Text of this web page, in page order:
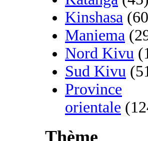
Kinshasa
Maniema
Nord Kivu
Sud Kivu
Province
orientale